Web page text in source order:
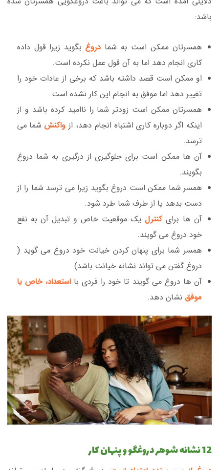
باشد:
همسرتان ممکن است به شما دروغ بگوید زیرا قول داده
کاری انجام دهد اما به آن قول عمل نکرده است.
او ممکن است قصد داشته باشد که برخی از عادات خود را
تغییر دهد اما موفق به انجام این کار نشده است.
همسرتان ممکن است زودتر شما را ناامید کرده باشد و از
اینکه اگر دوباره کاری اشتباه انجام دهد، از واکنش شما می
ترسد.
آن ها ممکن است برای جلوگیری از درگیری به شما دروغ
بگویند.
همسر شما ممکن است دروغ بگوید زیرا می ترسد شما را از
دست بدهد یا از طرف شما طرد شود.
آن ها برای کنترل یک موقعیت خاص و تبدیل آن به نفع
خود دروغ می گویند.
همسر شما برای پنهان کردن خیانت خود دروغ می گوید (
دروغ گفتن می تواند نشانه خیانت باشد)
آن ها دروغ می گویند تا خود را فردی با استعداد، خاص یا
موفق نشان دهد.
12 نشانه شوهر دروغگو و پنهان کار